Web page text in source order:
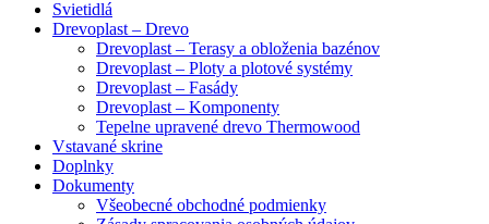
Svietidlá
Drevoplast – Drevo
Drevoplast – Terasy a obloženia bazénov
Drevoplast – Ploty a plotové systémy
Drevoplast – Fasády
Drevoplast – Komponenty
Tepelne upravené drevo Thermowood
Vstavané skrine
Doplnky
Dokumenty
Všeobecné obchodné podmienky